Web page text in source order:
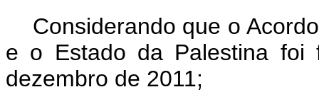
Considerando que o
e o Estado da Palestina foi
dezembro de 2011;